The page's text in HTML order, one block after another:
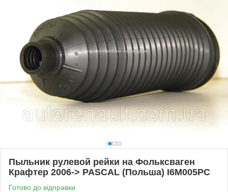
Пыльник рулевой рейки на Фольксваген
Крафтер 2006-> PASCAL (Польша) I6M005PC
Готово до відправки